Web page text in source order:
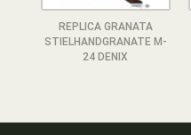
REPLICA GRANATA
STIELHANDGRANATE M-
24 DENIX